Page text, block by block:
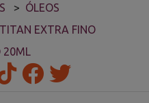
ÓLEOS
EXTRA FINO
20ML